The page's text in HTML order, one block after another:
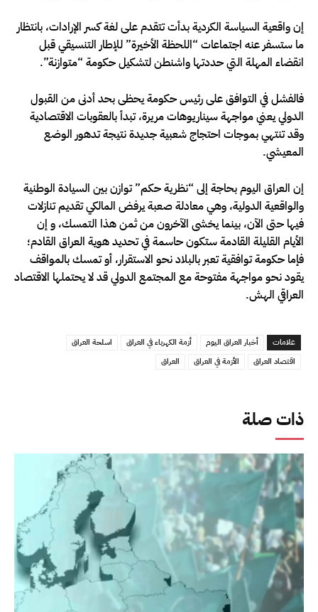
ذات صلة
إن واقعية السياسة الكردية بدأت تتقدم على لغة كسر الإرادات، بانتظار
ما ستسفر عنه اجتماعات “اللحظة الأخيرة” للإطار التنسيقي قبل
انقضاء المهلة التي حددتها واشنطن لتشكيل حكومة “متوازنة”.
فالفشل في التوافق على رئيس حكومة يحظى بحد أدنى من القبول
الدولي يعني مواجهة سيناريوهات مريرة، تبدأ بالعقوبات الاقتصادية
وقد تنتهي بموجات احتجاج شعبية جديدة نتيجة تدهور الوضع
المعيشي.
إن العراق اليوم بحاجة إلى “نظرية حكم” توازن بين السيادة الوطنية
والواقعية الدولية، وهي معادلة صعبة يرفض المالكي تقديم تنازلات
فيها حتى الآن، بينما يخشى الآخرون من ثمن هذا التمسك، و إن
الأيام القليلة القادمة ستكون حاسمة في تحديد هوية العراق القادم؛
فإما حكومة توافقية تعبر بالبلاد نحو الاستقرار، أو تمسك بالمواقف
يقود نحو مواجهة مفتوحة مع المجتمع الدولي قد لا يحتملها الاقتصاد
العراقي الهش.
علامات أخبار العراق اليوم أزمة الكهرباء في العراق
اسلحة العراق
اقتصاد العراق
الأزمة في العراق العراق